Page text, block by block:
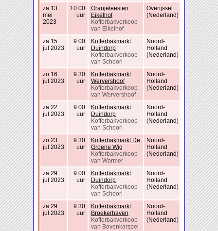
za 13
mei
2023
10:00
uur
Oranjefeesten
Eikelhof
Kofferbakverkoop
van Eikelhof
Overijssel
(Nederland)
za 15
jul 2023
9:00
uur
Kofferbakmarkt
Duindorp
Kofferbakverkoop
van Schoorl
Noord-
Holland
(Nederland)
zo 16
jul 2023
9:30
uur
Kofferbakmarkt
Wervershoof
Kofferbakverkoop
van Wervershoof
Noord-
Holland
(Nederland)
za 22
jul 2023
9:00
uur
Kofferbakmarkt
Duindorp
Kofferbakverkoop
van Schoorl
Noord-
Holland
(Nederland)
zo 23
jul 2023
9:30
uur
Kofferbakmarkt De
Groene Wig
Kofferbakverkoop
van Wormer
Noord-
Holland
(Nederland)
za 29
jul 2023
9:00
uur
Kofferbakmarkt
Duindorp
Kofferbakverkoop
van Schoorl
Noord-
Holland
(Nederland)
za 29
jul 2023
9:30
uur
Kofferbakmarkt
Broekerhaven
Kofferbakverkoop
van Bovenkarspel
Noord-
Holland
(Nederland)